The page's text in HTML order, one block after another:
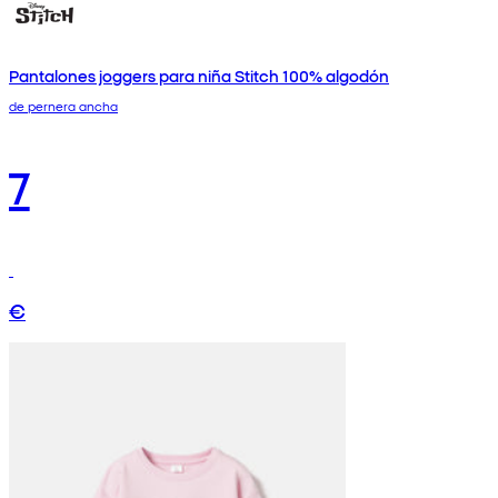
Pantalones joggers para niña Stitch 100% algodón
de pernera ancha
7
€